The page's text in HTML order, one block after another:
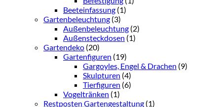
Beeteinfassung (1)
Gartenbeleuchtung (3)
Außenbeleuchtung (2)
Außensteckdosen (1)
Gartendeko (20)
Gartenfiguren (19)
Gargoyles, Engel & Drachen (9)
Skulpturen (4)
Tierfiguren (6)
Vogeltränken (1)
Restposten Gartengestaltung (1)